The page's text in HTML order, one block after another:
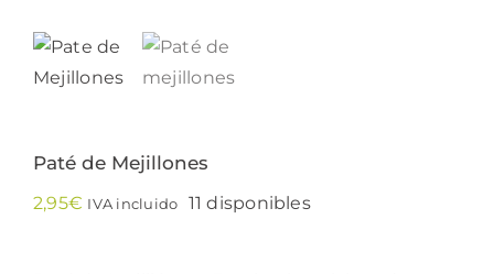
Paté de Mejillones
2,95€ IVA incluido 11 disponibles